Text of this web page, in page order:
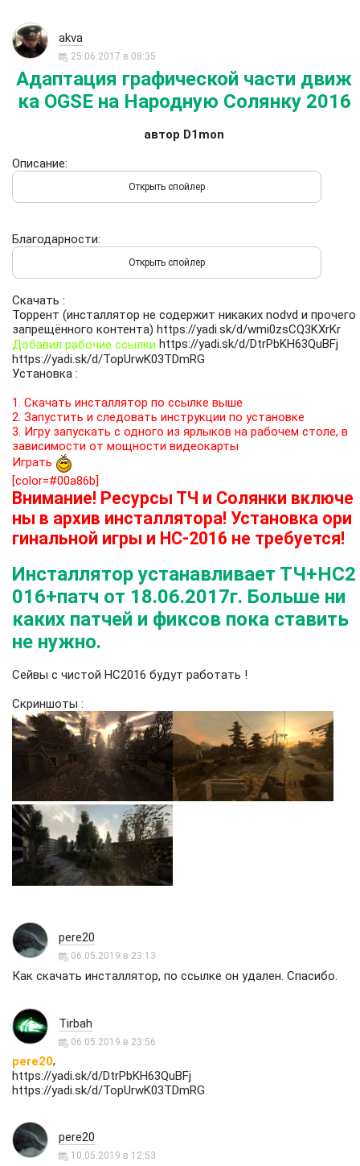
akva
25.06.2017 в 08:35
Адаптация графической части движ
ка OGSE на Народную Солянку 2016
автор D1mon
Описание:
Благодарности:
Скачать :
Торрент (инсталлятор не содержит никаких nodvd и прочего
запрещённого контента) https://yadi.sk/d/wmi0zsCQ3KXrKr
Добавил рабочие ссылки https://yadi.sk/d/DtrPbKH63QuBFj
https://yadi.sk/d/TopUrwK03TDmRG
Установка :
1. Скачать инсталлятор по ссылке выше
2. Запустить и следовать инструкции по установке
3. Игру запускать с одного из ярлыков на рабочем столе, в
зависимости от мощности видеокарты
Играть
[color=#00a86b]
Внимание! Ресурсы ТЧ и Солянки включе
ны в архив инсталлятора! Установка ори
гинальной игры и НС-2016 не требуется!
Инсталлятор устанавливает ТЧ+НС2
016+патч от 18.06.2017г. Больше ни
каких патчей и фиксов пока ставить
не нужно.
Сейвы с чистой НС2016 будут работать !
Скриншоты :
pere20
06.05.2019 в 23:13
Как скачать инсталлятор, по ссылке он удален. Спасибо.
Tirbah
06.05.2019 в 23:56
pere20,
https://yadi.sk/d/DtrPbKH63QuBFj
https://yadi.sk/d/TopUrwK03TDmRG
pere20
10.05.2019 в 12:53